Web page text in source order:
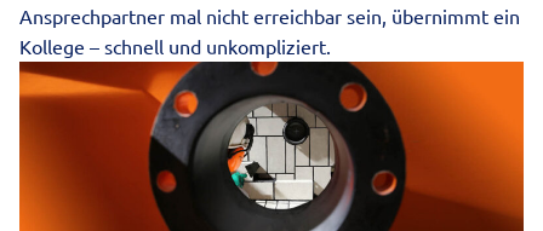
Ansprechpartner mal nicht erreichbar sein, übernimmt ein
Kollege – schnell und unkompliziert.